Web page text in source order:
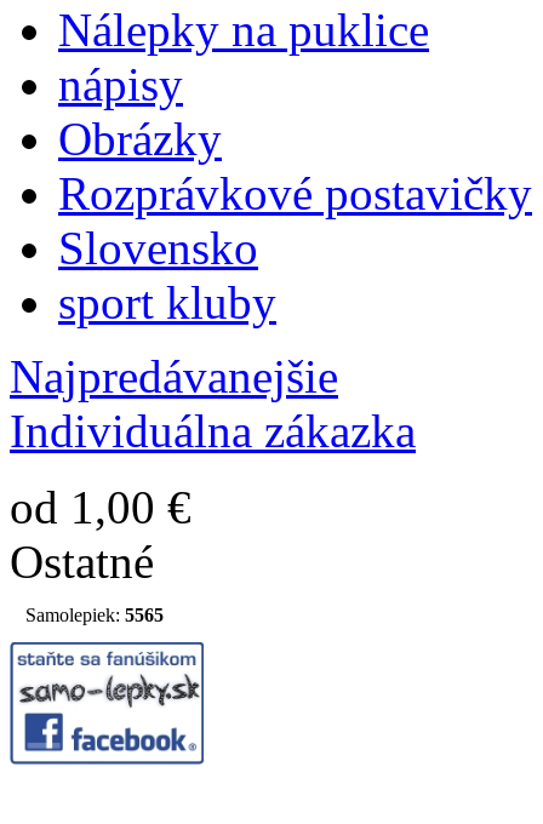
Nálepky na puklice
nápisy
Obrázky
Rozprávkové postavičky
Slovensko
sport kluby
Najpredávanejšie
Individuálna zákazka
od 1,00 €
Ostatné
Samolepiek: 5565